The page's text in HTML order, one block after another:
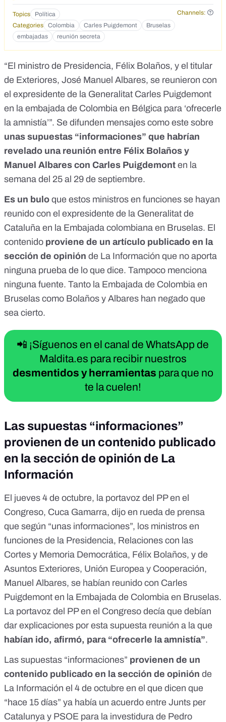
Topics Política
Channels:
Categories
Colombia Carles Puigdemont
Bruselas
embajadas
reunión secreta
“El ministro de Presidencia, Félix Bolaños, y el titular
de Exteriores, José Manuel Albares, se reunieron con
el expresidente de la Generalitat Carles Puigdemont
en la embajada de Colombia en Bélgica para ‘ofrecerle
la amnistía’”. Se difunden mensajes como este sobre
unas supuestas “informaciones” que habrían
revelado una reunión entre Félix Bolaños y
Manuel Albares con Carles Puigdemont en la
semana del 25 al 29 de septiembre.
Es un bulo que estos ministros en funciones se hayan
reunido con el expresidente de la Generalitat de
Cataluña en la Embajada colombiana en Bruselas. El
contenido proviene de un artículo publicado en la
sección de opinión de La Información que no aporta
ninguna prueba de lo que dice. Tampoco menciona
ninguna fuente. Tanto la Embajada de Colombia en
Bruselas como Bolaños y Albares han negado que
sea cierto.
📲 ¡Síguenos en el canal de WhatsApp de
Maldita.es para recibir nuestros
desmentidos y herramientas para que no
te la cuelen!
Las supuestas “informaciones”
provienen de un contenido publicado
en la sección de opinión de La
Información
El jueves 4 de octubre, la portavoz del PP en el
Congreso, Cuca Gamarra, dijo en rueda de prensa
que según “unas informaciones”, los ministros en
funciones de la Presidencia, Relaciones con las
Cortes y Memoria Democrática, Félix Bolaños, y de
Asuntos Exteriores, Unión Europea y Cooperación,
Manuel Albares, se habían reunido con Carles
Puigdemont en la Embajada de Colombia en Bruselas.
La portavoz del PP en el Congreso decía que debían
dar explicaciones por esta supuesta reunión a la que
habían ido, afirmó, para “ofrecerle la amnistía”.
Las supuestas “informaciones” provienen de un
contenido publicado en la sección de opinión de
La Información el 4 de octubre en el que dicen que
“hace 15 días” ya había un acuerdo entre Junts per
Catalunya y PSOE para la investidura de Pedro